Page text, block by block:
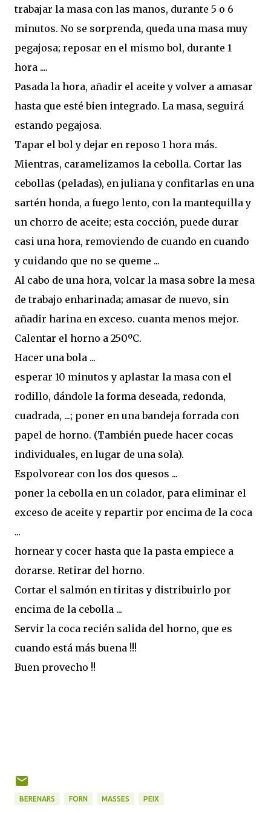
trabajar la masa con las manos, durante 5 o 6
minutos. No se sorprenda, queda una masa muy
pegajosa; reposar en el mismo bol, durante 1
hora ....
Pasada la hora, añadir el aceite y volver a amasar
hasta que esté bien integrado. La masa, seguirá
estando pegajosa.
Tapar el bol y dejar en reposo 1 hora más.
Mientras, caramelizamos la cebolla. Cortar las
cebollas (peladas), en juliana y confitarlas en una
sartén honda, a fuego lento, con la mantequilla y
un chorro de aceite; esta cocción, puede durar
casi una hora, removiendo de cuando en cuando
y cuidando que no se queme ...
Al cabo de una hora, volcar la masa sobre la mesa
de trabajo enharinada; amasar de nuevo, sin
añadir harina en exceso. cuanta menos mejor.
Calentar el horno a 250ºC.
Hacer una bola ...
esperar 10 minutos y aplastar la masa con el
rodillo, dándole la forma deseada, redonda,
cuadrada, ...; poner en una bandeja forrada con
papel de horno. (También puede hacer cocas
individuales, en lugar de una sola).
Espolvorear con los dos quesos ...
poner la cebolla en un colador, para eliminar el
exceso de aceite y repartir por encima de la coca
...
hornear y cocer hasta que la pasta empiece a
dorarse. Retirar del horno.
Cortar el salmón en tiritas y distribuirlo por
encima de la cebolla ...
Servir la coca recién salida del horno, que es
cuando está más buena !!!
Buen provecho !!
BERENARS FORN MASSES PEIX